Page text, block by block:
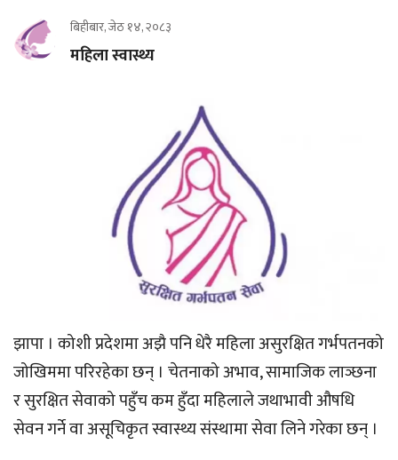
बिहीबार, जेठ १४, २०८३
महिला स्वास्थ्य
झापा । कोशी प्रदेशमा अझै पनि धेरै महिला असुरक्षित गर्भपतनको
जोखिममा परिरहेका छन् । चेतनाको अभाव, सामाजिक लाञ्छना
र सुरक्षित सेवाको पहुँच कम हुँदा महिलाले जथाभावी औषधि
सेवन गर्ने वा असूचिकृत स्वास्थ्य संस्थामा सेवा लिने गरेका छन् ।